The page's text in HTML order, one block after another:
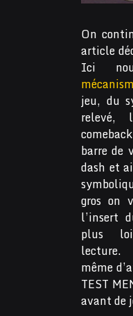
On
article
Ici
jeu, du
relevé,
barre de
dash et
gros on
l’insert
plus
même
TEST
avant de